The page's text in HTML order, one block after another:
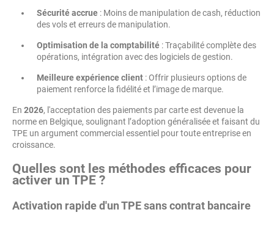
Sécurité accrue : Moins de manipulation de cash, réduction
des vols et erreurs de manipulation.
Optimisation de la comptabilité : Traçabilité complète des
opérations, intégration avec des logiciels de gestion.
Meilleure expérience client : Offrir plusieurs options de
paiement renforce la fidélité et l’image de marque.
En 2026, l'acceptation des paiements par carte est devenue la
norme en Belgique, soulignant l’adoption généralisée et faisant du
TPE un argument commercial essentiel pour toute entreprise en
croissance.
Quelles sont les méthodes efficaces pour
activer un TPE ?
Activation rapide d'un TPE sans contrat bancaire